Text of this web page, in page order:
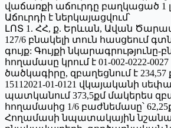
վաճառքի աճուրդը բաղկացած 1
Աճուրդի է ներկայացվում՝
ԼՈՏ 1. ՀՀ, ք. Երևան, Ավան Ծարավ
127/6 բնակելի տուն հասցեում
գույք: Գույքի նկարագրությունը-
հողամասը կրում է 01-002-0222-
ծածկագիրը, զբաղեցնում է
15112021-01-0121 վկայականի
պատկանում 373,5քմ մակերես
հողամասից 1/6 բաժնեմասը՝
Հողամասի նպատակային